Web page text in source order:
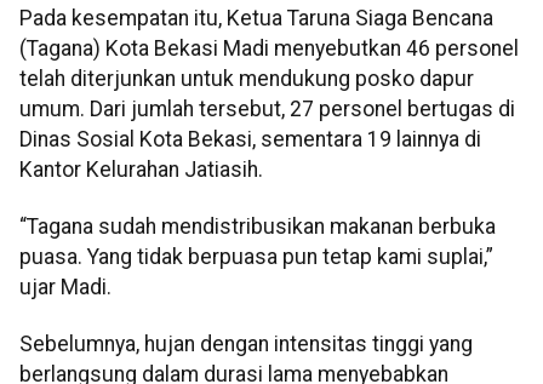
Pada kesempatan itu, Ketua Taruna Siaga Bencana
(Tagana) Kota Bekasi Madi menyebutkan 46 personel
telah diterjunkan untuk mendukung posko dapur
umum. Dari jumlah tersebut, 27 personel bertugas di
Dinas Sosial Kota Bekasi, sementara 19 lainnya di
Kantor Kelurahan Jatiasih.
“Tagana sudah mendistribusikan makanan berbuka
puasa. Yang tidak berpuasa pun tetap kami suplai,”
ujar Madi.
Sebelumnya, hujan dengan intensitas tinggi yang
berlangsung dalam durasi lama menyebabkan